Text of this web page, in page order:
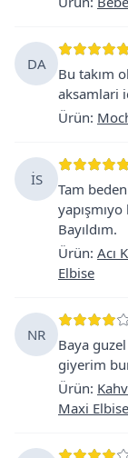
DA
Bu takım
aksamlari
Ürün:
İS
Tam
Bayıldım.
Ürün: Acı
Elbise
NR
Baya
giyerim
Ürün:
Maxi Elbise